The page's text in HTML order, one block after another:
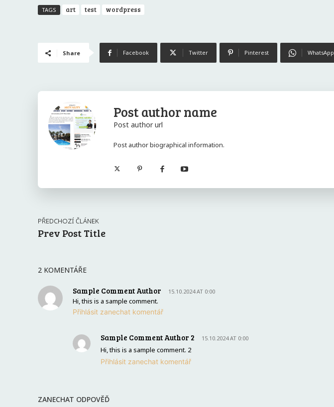
TAGS art test wordpress
Share Facebook Twitter Pinterest WhatsApp
Post author name
Post author url
Post author biographical information.
PŘEDCHOZÍ ČLÁNEK
Prev Post Title
2 KOMENTÁŘE
Sample Comment Author 15.10.2024 AT 0:00
Hi, this is a sample comment.
Přihlásit zanechat komentář
Sample Comment Author 2 15.10.2024 AT 0:00
Hi, this is a sample comment. 2
Přihlásit zanechat komentář
ZANECHAT ODPOVĚĎ